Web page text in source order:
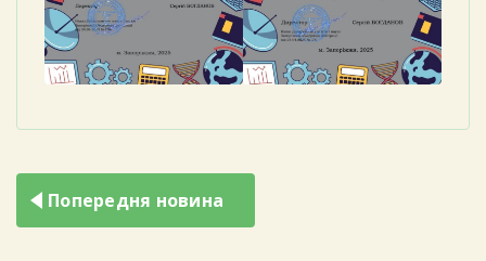
Навігація
записів
Попередня новина